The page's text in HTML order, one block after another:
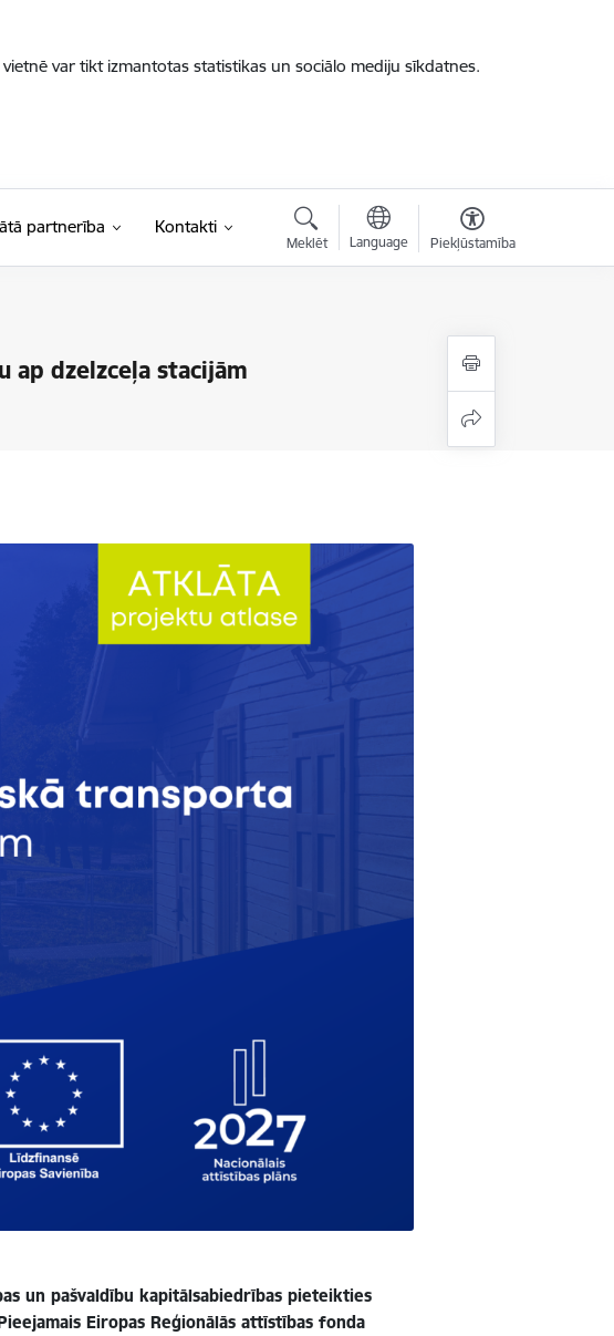
var tikt izmantotas statistikas un sociālo mediju sīkdatnes.
partnerība Kontakti
Meklēt Language Piekļūstamība
ap dzelzceļa stacijām
un pašvaldību kapitālsabiedrības pieteikties
Eiropas Reģionālās attīstības fonda